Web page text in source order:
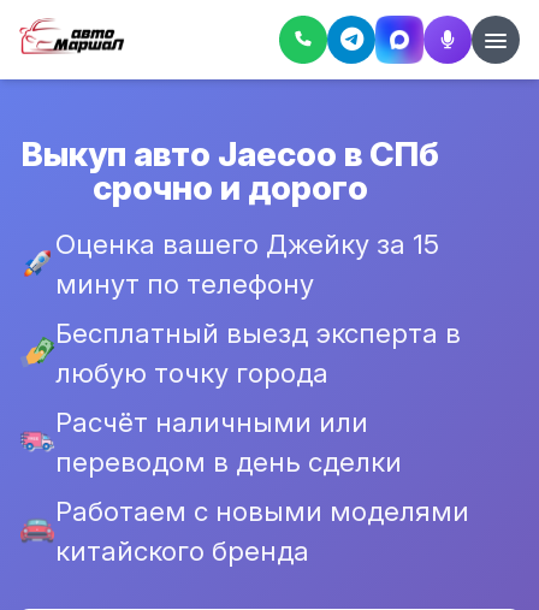
Выкуп авто Jaecoo в СПб
срочно и дорого
Оценка вашего Джейку за 15
минут по телефону
Бесплатный выезд эксперта в
любую точку города
Расчёт наличными или
переводом в день сделки
Работаем с новыми моделями
китайского бренда